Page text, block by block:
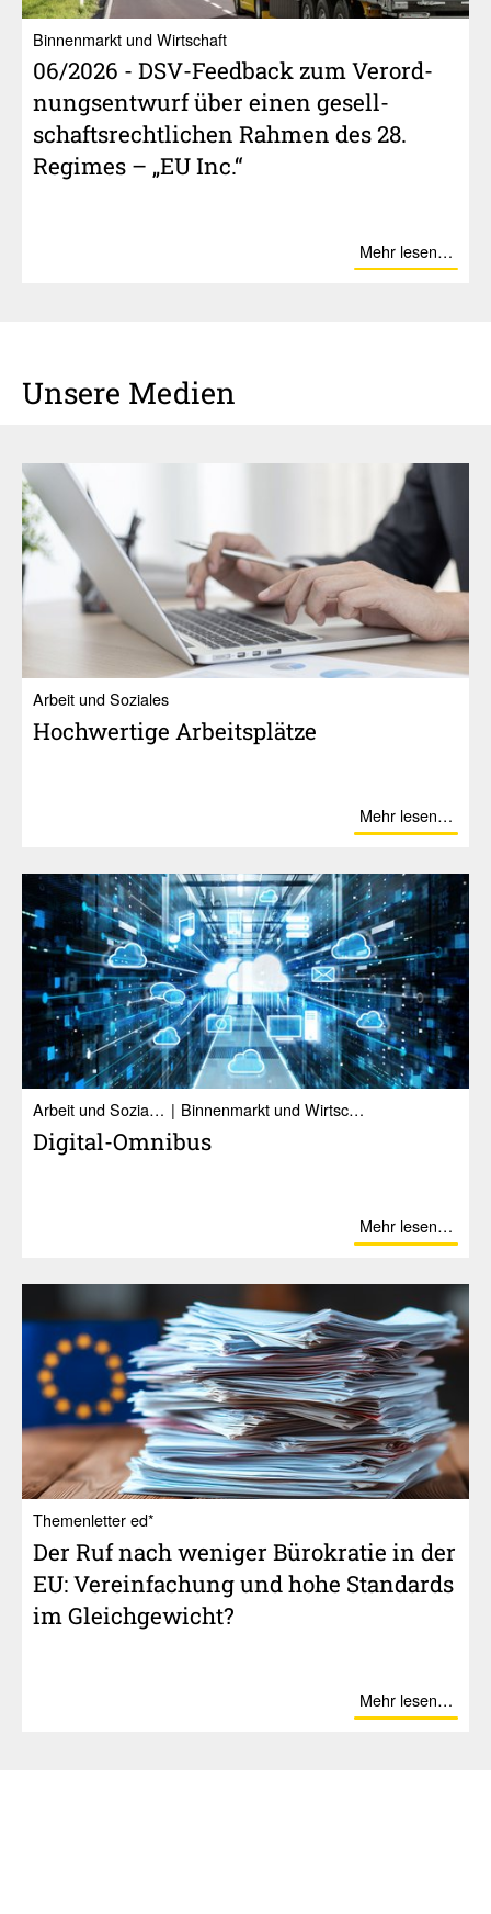
Binnenmarkt und Wirtschaft
06/​2026 - DSV-Feed­back zum Verord­
nungs­ent­wurf über einen gesell­
schafts­recht­li­chen Rahmen des 28.
Regimes – „EU Inc.“
Mehr lesen…
Unsere Medien
Ar­beit und So­zia­les
Hoch­wer­tige Arbeits­plätze
Mehr lesen…
Ar­beit und So­zia­les Binnenmarkt und Wirtschaft
Digital-Omnibus
Mehr lesen…
Themenletter ed*
Der Ruf nach weniger ­Büro­kratie in der
EU: Verein­fa­chung und hohe Stan­dards
im Gleich­ge­wicht?
Mehr lesen…